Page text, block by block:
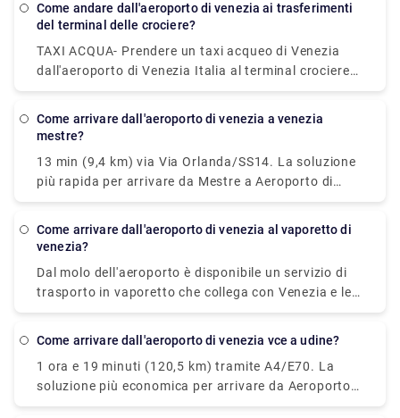
East, an IHG Hotel.
come andare dall'aeroporto di venezia ai trasferimenti
del terminal delle crociere?
TAXI ACQUA- Prendere un taxi acqueo di Venezia
dall'aeroporto di Venezia Italia al terminal crociere
di Venezia è il modo più costoso per raggiungere il
"limousine di Venezia" e potresti pagare più di 90€
come arrivare dall'aeroporto di venezia a venezia
mestre?
13 min (9,4 km) via Via Orlanda/SS14. La soluzione
più rapida per arrivare da Mestre a Aeroporto di
Venezia-Marco Polo è taxi, costa €9 - €11 e impiega
Venezia Marco Polo? Si, c'è un bus diretto in
Venice Marco Polo Airport.
come arrivare dall'aeroporto di venezia al vaporetto di
venezia?
Dal molo dell'aeroporto è disponibile un servizio di
trasporto in vaporetto che collega con Venezia e le
principali isole veneziane (Murano, Burano, Lido). In
via acqua" e raggiungere il 1° piano di Termina . Qui
troverai il Moving Walkway, un percorso pedonale
sopraelevato con tappeti mobili, che ti condurrà alla
darsena. A Venezia: alla fermata Alilaguna di San
come arrivare dall'aeroporto di venezia vce a udine?
1 ora e 19 minuti (120,5 km) tramite A4/E70. La
soluzione più economica per arrivare da Aeroporto
Venice (VCE) a Udine è bus che costa €8 - €11 e